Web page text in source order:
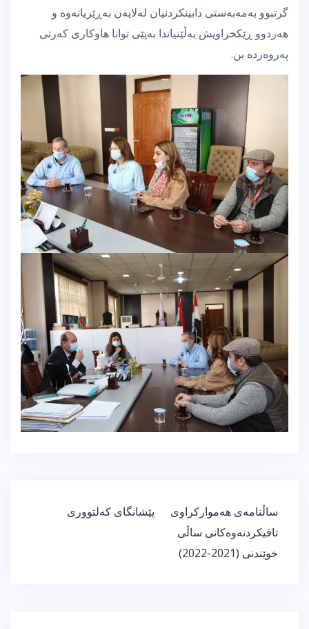
گرتبوو بەمەبەستی دابینكردنیان لەلایەن بەڕێزیانەوە و
هەردوو ڕێكخراویش بەڵێنیاندا بەپێی توانا هاوكاری كەرتی
پەروەردە بن.
ڕێدۆزیی
بابەت
پێشانگای كەلتووری
ساڵنامەی هەموارکراوی
تاقیکردنەوەکانی ساڵی
خوێندنی (2021-2022)